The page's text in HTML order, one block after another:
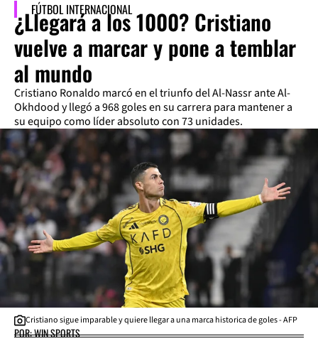
FÚTBOL INTERNACIONAL
¿Llegará a los 1000? Cristiano
vuelve a marcar y pone a temblar
al mundo
Cristiano Ronaldo marcó en el triunfo del Al-Nassr ante Al-
Okhdood y llegó a 968 goles en su carrera para mantener a
su equipo como líder absoluto con 73 unidades.
Cristiano sigue imparable y quiere llegar a una marca historica de goles - AFP
POR: WIN SPORTS